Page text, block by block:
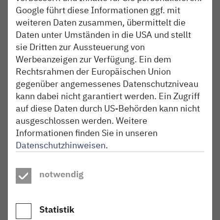
11. Oktober ab 21 Uhr und 12. Oktober ab 21
Uhr, jeweils bis 2 Uhr des Folgetages:Die
Zugfahrten der Linie RB 75 zwischen Kiel und
Rendsburg entfallen.
15. Oktober ab 21 Uhr bis 16. Oktober, 4 Uhr:
Die Strecke zwischen Kiel, Rendsburg und Husum
wird gesperrt, die Zugfahrten der Linien RE 74 und
RB 75 entfallen.
17. Oktober bis 25. Oktober, jeweils ab 21 Uhr
bis 5 Uhr:Die Zugfahrten der Linien RE 74 und RB
Rendsburg gesperrt wird.
bis 4 Uhr des Folgetages:
Google führt diese Informationen ggf. mit
weiteren Daten zusammen, übermittelt die
Daten unter Umständen in die USA und stellt
sie Dritten zur Aussteuerung von
Werbeanzeigen zur Verfügung. Ein dem
Rechtsrahmen der Europäischen Union
gegenüber angemessenes Datenschutzniveau
kann dabei nicht garantiert werden. Ein Zugriff
auf diese Daten durch US-Behörden kann nicht
ausgeschlossen werden. Weitere
Informationen finden Sie in unseren
Datenschutzhinweisen.
notwendig
Statistik